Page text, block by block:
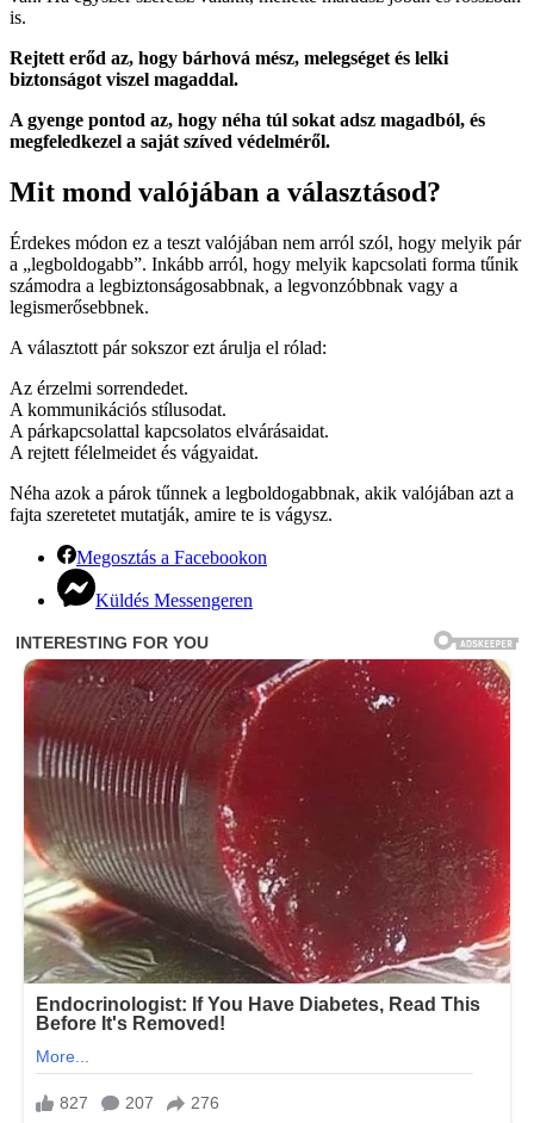
is.
Rejtett erőd az, hogy bárhová mész, melegséget és lelki
biztonságot viszel magaddal.
A gyenge pontod az, hogy néha túl sokat adsz magadból, és
megfeledkezel a saját szíved védelméről.
Mit mond valójában a választásod?
Érdekes módon ez a teszt valójában nem arról szól, hogy melyik pár
a „legboldogabb”. Inkább arról, hogy melyik kapcsolati forma tűnik
számodra a legbiztonságosabbnak, a legvonzóbbnak vagy a
legismerősebbnek.
A választott pár sokszor ezt árulja el rólad:
Az érzelmi sorrendedet.
A kommunikációs stílusodat.
A párkapcsolattal kapcsolatos elvárásaidat.
A rejtett félelmeidet és vágyaidat.
Néha azok a párok tűnnek a legboldogabbnak, akik valójában azt a
fajta szeretetet mutatják, amire te is vágysz.
Megosztás a Facebookon
Küldés Messengeren